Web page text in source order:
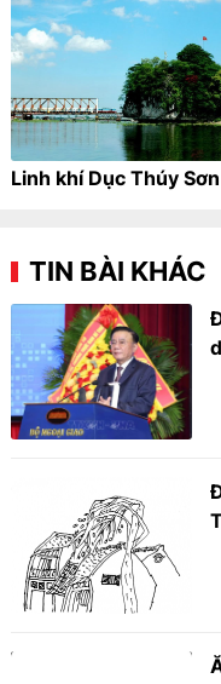
Linh khí Dục Thúy Sơn
TIN BÀI KHÁC